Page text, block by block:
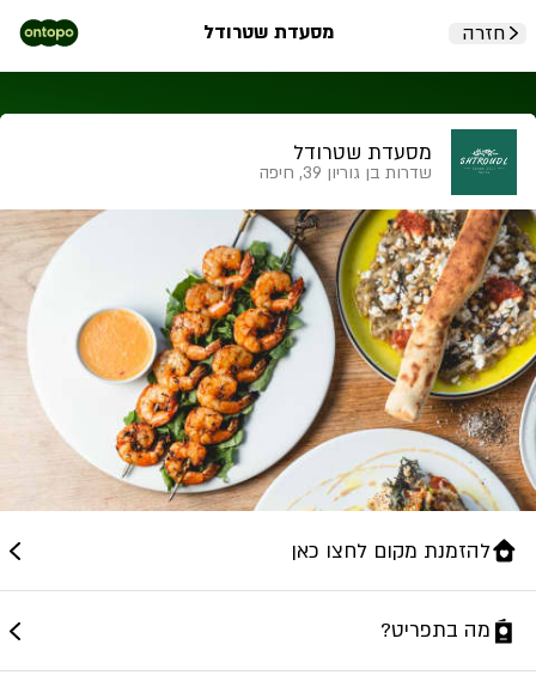
חזרה מסעדת שטרודל
מסעדת שטרודל
שדרות בן גוריון 39, חיפה
להזמנת מקום לחצו כאן
מה בתפריט?